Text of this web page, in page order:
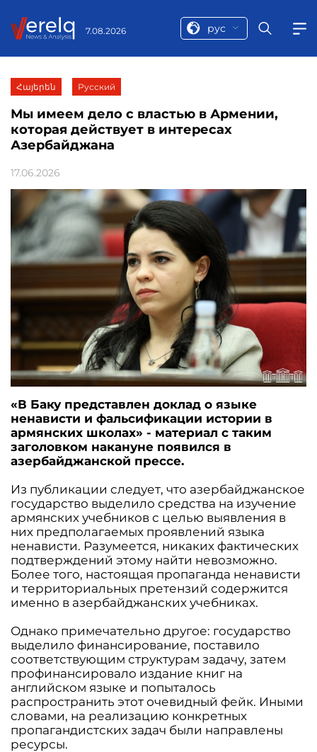
7.08.2026 рус
Հայերեն Русский
Мы имеем дело с властью в Армении,
которая действует в интересах
Азербайджана
17.06.2026
«В Баку представлен доклад о языке
ненависти и фальсификации истории в
армянских школах» - материал с таким
заголовком накануне появился в
азербайджанской прессе.
Из публикации следует, что азербайджанское
государство выделило средства на изучение
армянских учебников с целью выявления в
них предполагаемых проявлений языка
ненависти. Разумеется, никаких фактических
подтверждений этому найти невозможно.
Более того, настоящая пропаганда ненависти
и территориальных претензий содержится
именно в азербайджанских учебниках.
Однако примечательно другое: государство
выделило финансирование, поставило
соответствующим структурам задачу, затем
профинансировало издание книг на
английском языке и попыталось
распространить этот очевидный фейк. Иными
словами, на реализацию конкретных
пропагандистских задач были направлены
ресурсы.